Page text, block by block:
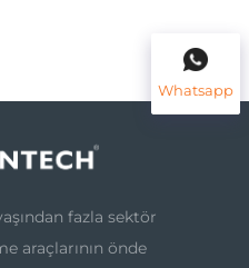
Whatsapp
fazla sektör
araçlarının önde